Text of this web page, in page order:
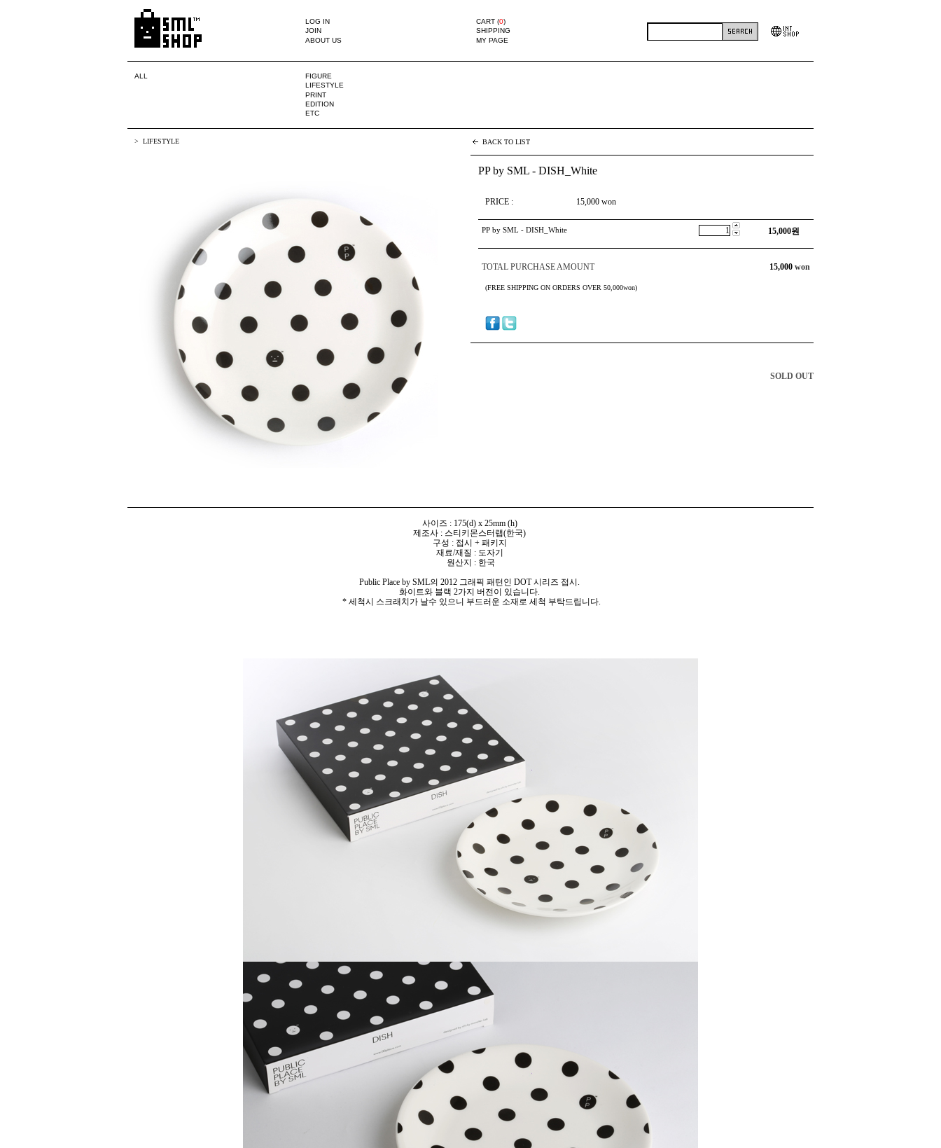
LOG IN
JOIN
ABOUT US
CART (0)
SHIPPING
MY PAGE
ALL
FIGURE
LIFESTYLE
PRINT
EDITION
ETC
LIFESTYLE BACK TO LIST
PP by SML - DISH_White
PRICE : 15,000 won
PP by SML - DISH_White 15,000원
TOTAL PURCHASE AMOUNT 15,000 won
(FREE SHIPPING ON ORDERS OVER 50,000won)
SOLD OUT
사이즈 : 175(d) x 25mm (h)
제조사 : 스티키몬스터랩(한국)
구성 : 접시 + 패키지
재료/재질 : 도자기
원산지 : 한국
Public Place by SML의 2012 그래픽 패턴인 DOT 시리즈 접시.
화이트와 블랙 2가지 버전이 있습니다.
* 세척시 스크래치가 날수 있으니 부드러운 소재로 세척 부탁드립니다.